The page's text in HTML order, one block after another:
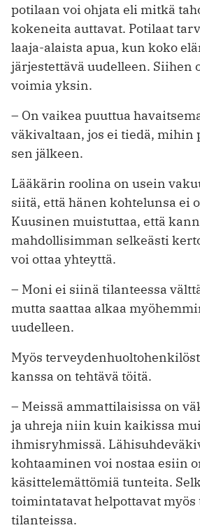
potilaan voi ohjata eli mitkä
kokeneita auttavat. Potilaat
laaja-alaista apua, kun koko
järjestettävä uudelleen. Siihen
voimia yksin.
– On vaikea puuttua
väkivaltaan, jos ei tiedä, mihin
sen jälkeen.
Lääkärin roolina on usein
siitä, että hänen kohtelunsa ei
Kuusinen muistuttaa, että
mahdollisimman selkeästi
voi ottaa yhteyttä.
– Moni ei siinä tilanteessa
mutta saattaa alkaa
uudelleen.
Myös
kanssa on tehtävä töitä.
– Meissä ammattilaisissa on
ja uhreja niin kuin kaikissa
ihmisryhmissä.
kohtaaminen voi nostaa esiin
käsittelemättömiä tunteita.
toimintatavat helpottavat myös
tilanteissa.